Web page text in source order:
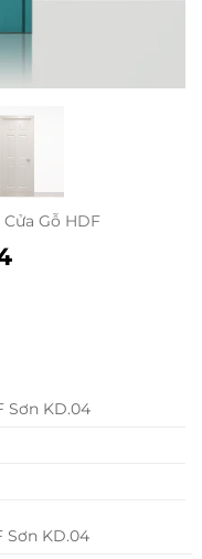
Cửa Gỗ HDF
Sơn KD.04
Sơn KD.04